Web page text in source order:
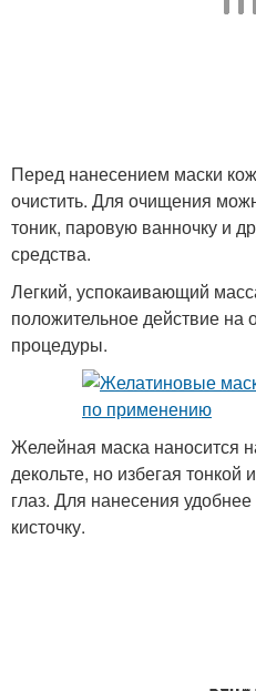
Перед нанесением маски
очистить. Для очищения
тоник, паровую ванночку и
средства.
Легкий, успокаивающий
положительное действие на
процедуры.
Желейная маска наносится
декольте, но избегая тонкой
глаз. Для нанесения
кисточку.